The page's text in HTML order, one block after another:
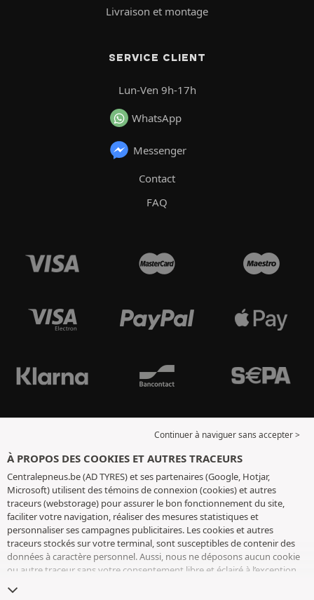
Livraison et montage
SERVICE CLIENT
Lun-Ven 9h-17h
WhatsApp
Messenger
Contact
FAQ
Continuer à naviguer sans accepter >
À PROPOS DES COOKIES ET AUTRES TRACEURS
Centralepneus.be (AD TYRES) et ses partenaires (Google, Hotjar,
Microsoft) utilisent des témoins de connexion (cookies) et autres
traceurs (webstorage) pour assurer le bon fonctionnement du site,
faciliter votre navigation, réaliser des mesures statistiques et
personnaliser ses campagnes publicitaires. Les cookies et autres
traceurs stockés sur votre terminal, sont susceptibles de contenir des
données à caractère personnel. Aussi, nous ne déposons aucun cookie
ou autre traceur sans votre consentement libre et éclairé à l’exception
conservons votre choix pendant 6 mois. Vous pouvez retirer votre